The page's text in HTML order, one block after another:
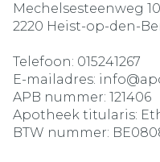
Mechelsesteenweg
2220 Heist-op-den-
Telefoon: 015241267
E-mailadres: info@
APB nummer: 121406
Apotheek titularis:
BTW nummer: